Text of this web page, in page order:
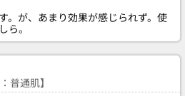
。が、あまり効果が感じられず。使
ら。
普通肌】